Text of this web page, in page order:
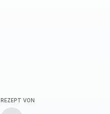
REZEPT VON